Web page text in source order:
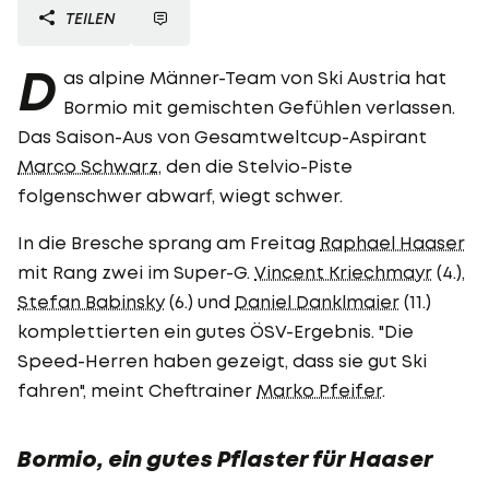
TEILEN
D as alpine Männer-Team von Ski Austria hat
Bormio mit gemischten Gefühlen verlassen.
Das Saison-Aus von Gesamtweltcup-Aspirant
Marco Schwarz, den die Stelvio-Piste
folgenschwer abwarf, wiegt schwer.
In die Bresche sprang am Freitag Raphael Haaser
mit Rang zwei im Super-G. Vincent Kriechmayr (4.),
Stefan Babinsky(6.) und Daniel Danklmaier (11.)
komplettierten ein gutes ÖSV-Ergebnis. "Die
Speed-Herren haben gezeigt, dass sie gut Ski
fahren", meint Cheftrainer Marko Pfeifer.
Bormio, ein gutes Pflaster für Haaser